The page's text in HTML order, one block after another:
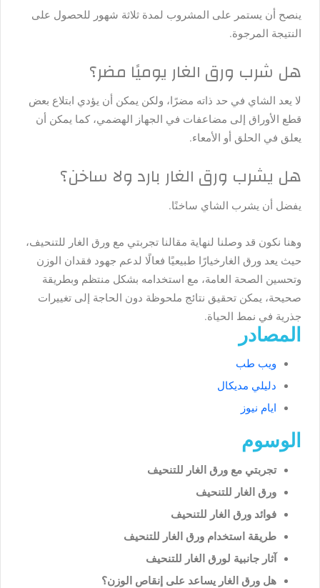
ينصح أن يستمر على المشروب لمدة ثلاثة شهور للحصول على
النتيجة المرجوة.
هل شرب ورق الغار يوميًا مضر؟
لا يعد الشاي في حد ذاته مضرًا، ولكن يمكن أن يؤدي ابتلاع بعض
قطع الأوراق إلى مضاعفات في الجهاز الهضمي، كما يمكن أن
يعلق في الحلق أو الأمعاء.
هل يشرب ورق الغار بارد ولا ساخن؟
يفضل أن يشرب الشاي ساخنًا.
وهنا نكون قد وصلنا لنهاية مقالنا تجربتي مع ورق الغار للتنحيف،
حيث يعد ورق الغارخيارًا طبيعيًا فعالًا لدعم جهود فقدان الوزن
وتحسين الصحة العامة، مع استخدامه بشكل منتظم وبطريقة
صحيحة، يمكن تحقيق نتائج ملحوظة دون الحاجة إلى تغييرات
جذرية في نمط الحياة.
المصادر
ويب طب
دليلي مديكال
ايام نيوز
الوسوم
تجربتي مع ورق الغار للتنحيف
ورق الغار للتنحيف
فوائد ورق الغار للتنحيف
طريقة استخدام ورق الغار للتنحيف
آثار جانبية لورق الغار للتنحيف
هل ورق الغار يساعد على إنقاص الوزن؟